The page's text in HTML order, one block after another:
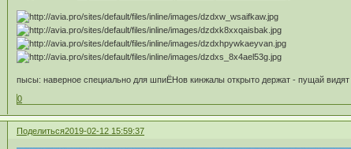
пысы: наверное специально для шпиЁНов кинжалы открыто держат - пущай
0
Поделиться2019-02-12 15:59:37